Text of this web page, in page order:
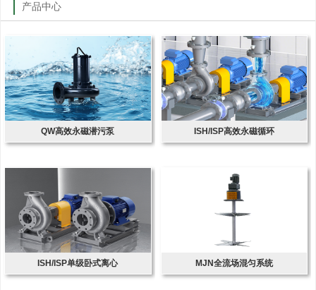
产品中心
QW高效永磁潜污泵 ISH/ISP高效永磁循环
ISH/ISP单级卧式离心 MJN全流场混匀系统